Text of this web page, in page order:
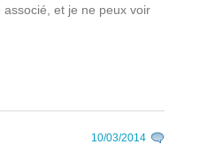
et je ne peux voir
10/03/2014